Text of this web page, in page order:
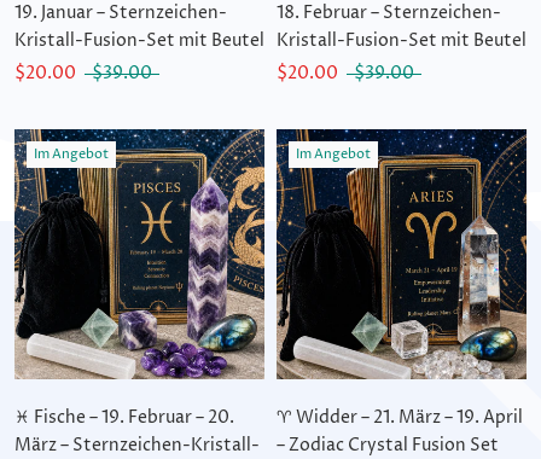
19. Januar – Sternzeichen-
Kristall-Fusion-Set mit Beutel
$20.00
$39.00
18. Februar – Sternzeichen-
Kristall-Fusion-Set mit Beutel
$20.00
$39.00
Im Angebot
♓ Fische – 19. Februar – 20.
März – Sternzeichen-Kristall-
Im Angebot
♈ Widder – 21. März – 19. April
– Zodiac Crystal Fusion Set